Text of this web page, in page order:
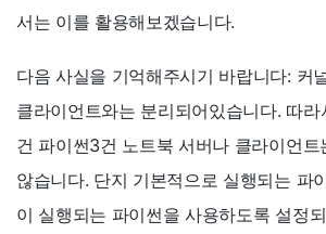
서는 이를 활용해보겠습니다.
다음 사실을 기억해주시기 바랍니다: 커
클라이언트와는 분리되어있습니다. 따
건 파이썬3건 노트북 서버나 클라이언트
않습니다. 단지 기본적으로 실행되는 파
이 실행되는 파이썬을 사용하도록 설정